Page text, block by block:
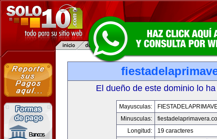
El dueño de este dominio lo
Mayusculas:
Minusculas:
Longitud:
19 caracteres